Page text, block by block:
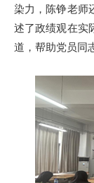
染力，陈铮老师
述了政绩观在实
道，帮助党员同